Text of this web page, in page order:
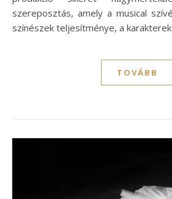
szereposztás, amely a musical
színészek teljesítménye, a
TOVÁBB